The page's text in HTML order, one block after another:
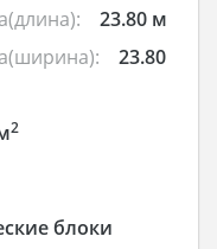
23.80 м
23.80
2
блоки